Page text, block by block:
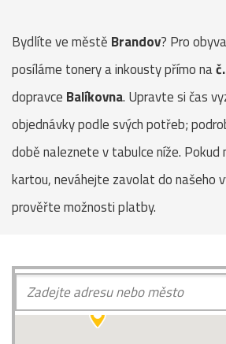
Bydlíte ve městě Brandov? Pro
posíláme tonery a inkousty přímo na
dopravce Balíkovna. Upravte si čas
objednávky podle svých potřeb;
době naleznete v tabulce níže.
kartou, neváhejte zavolat do našeho
prověřte možnosti platby.